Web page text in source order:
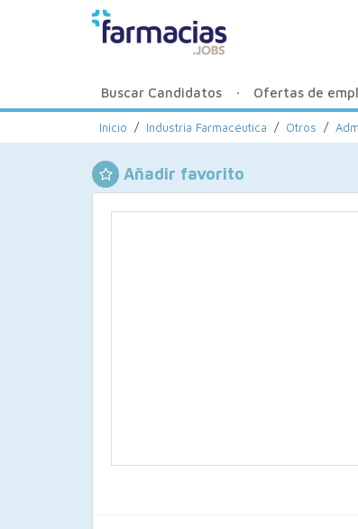
Buscar Candidatos Ofertas de
Inicio / Industria Farmacéutica / Otros /
Añadir favorito